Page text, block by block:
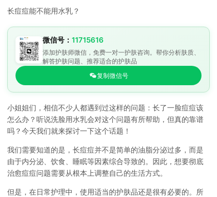
长痘痘能不能用水乳？
微信号： 11715616
添加护肤师微信，免费一对一护肤咨询。帮你分析肤质、
解答护肤问题、推荐适合的护肤品
复制微信号
小姐姐们，相信不少人都遇到过这样的问题：长了一脸痘痘该
怎么办？听说洗脸用水乳会对这个问题有所帮助，但真的靠谱
吗？今天我们就来探讨一下这个话题！
我们需要知道的是，长痘痘并不是简单的油脂分泌过多，而是
由于内分泌、饮食、睡眠等因素综合导致的。因此，想要彻底
治愈痘痘问题需要从根本上调整自己的生活方式。
但是，在日常护理中，使用适当的护肤品还是很有必要的。所